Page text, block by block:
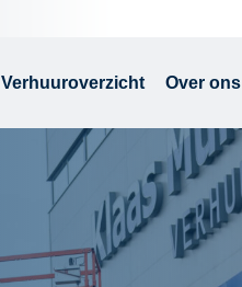
Verhuuroverzicht Over ons